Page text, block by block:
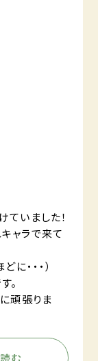
いました！
ャラで来て
・・・）
。
頑張りま
む